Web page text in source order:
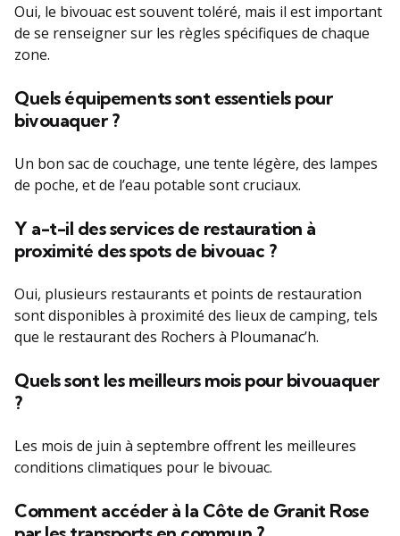
Oui, le bivouac est souvent toléré, mais il est important
de se renseigner sur les règles spécifiques de chaque
zone.
Quels équipements sont essentiels pour
bivouaquer ?
Un bon sac de couchage, une tente légère, des lampes
de poche, et de l’eau potable sont cruciaux.
Y a-t-il des services de restauration à
proximité des spots de bivouac ?
Oui, plusieurs restaurants et points de restauration
sont disponibles à proximité des lieux de camping, tels
que le restaurant des Rochers à Ploumanac’h.
Quels sont les meilleurs mois pour bivouaquer
?
Les mois de juin à septembre offrent les meilleures
conditions climatiques pour le bivouac.
Comment accéder à la Côte de Granit Rose